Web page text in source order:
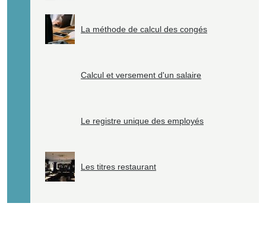
La méthode de calcul des congés
Calcul et versement d'un salaire
Le registre unique des employés
Les titres restaurant